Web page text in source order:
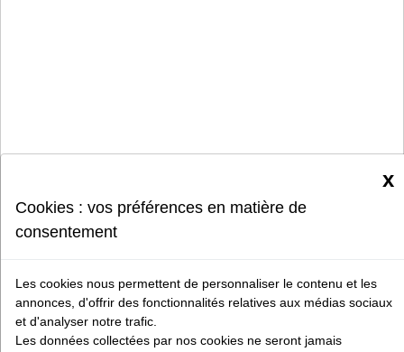
Cookies : vos préférences en matière de
consentement
x
Les cookies nous permettent de personnaliser le contenu et les
annonces, d'offrir des fonctionnalités relatives aux médias sociaux
et d'analyser notre trafic.
Les données collectées par nos cookies ne seront jamais